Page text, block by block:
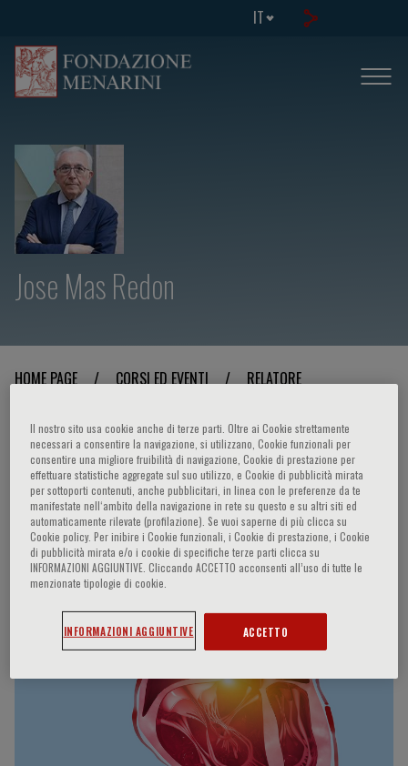
IT
Jose Mas Redon
HOME PAGE / CORSI ED EVENTI / RELATORE
Jose Mas Redon
Hospital Clínic University of Valencia Valencia,
Spain
Partecipazioni del relatore
Il nostro sito usa cookie anche di terze parti. Oltre ai Cookie strettamente
necessari a consentire la navigazione, si utilizzano, Cookie funzionali per
consentire una migliore fruibilità di navigazione, Cookie di prestazione per
effettuare statistiche aggregate sul suo utilizzo, e Cookie di pubblicità mirata
per sottoporti contenuti, anche pubblicitari, in linea con le preferenze da te
manifestate nell‘ambito della navigazione in rete su questo e su altri siti ed
automaticamente rilevate (profilazione). Se vuoi saperne di più clicca su
Cookie policy. Per inibire i Cookie funzionali, i Cookie di prestazione, i Cookie
di pubblicità mirata e/o i cookie di specifiche terze parti clicca su
INFORMAZIONI AGGIUNTIVE. Cliccando ACCETTO acconsenti all’uso di tutte le
menzionate tipologie di cookie.
INFORMAZIONI AGGIUNTIVE ACCETTO